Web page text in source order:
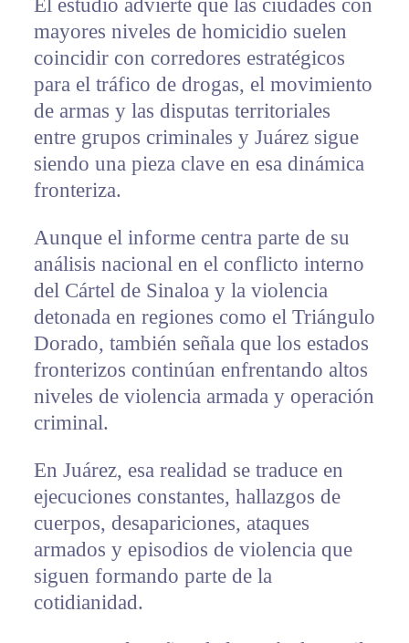
El estudio advierte que las ciudades con
mayores niveles de homicidio suelen
coincidir con corredores estratégicos
para el tráfico de drogas, el movimiento
de armas y las disputas territoriales
entre grupos criminales y Juárez sigue
siendo una pieza clave en esa dinámica
fronteriza.
Aunque el informe centra parte de su
análisis nacional en el conflicto interno
del Cártel de Sinaloa y la violencia
detonada en regiones como el Triángulo
Dorado, también señala que los estados
fronterizos continúan enfrentando altos
niveles de violencia armada y operación
criminal.
En Juárez, esa realidad se traduce en
ejecuciones constantes, hallazgos de
cuerpos, desapariciones, ataques
armados y episodios de violencia que
siguen formando parte de la
cotidianidad.